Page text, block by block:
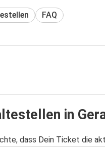
FAQ
in
dass Dein Ticket die